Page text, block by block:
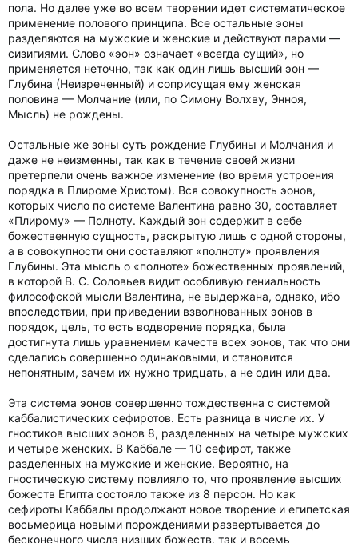
пола. Но далее уже во всем творении идет систематическое
применение полового принципа. Все остальные эоны
разделяются на мужские и женские и действуют парами —
сизигиями. Слово «эон» означает «всегда сущий», но
применяется неточно, так как один лишь высший эон —
Глубина (Неизреченный) и соприсущая ему женская
половина — Молчание (или, по Симону Волхву, Энноя,
Мысль) не рождены.
Остальные же зоны суть рождение Глубины и Молчания и
даже не неизменны, так как в течение своей жизни
претерпели очень важное изменение (во время устроения
порядка в Плироме Христом). Вся совокупность эонов,
которых число по системе Валентина равно 30, составляет
«Плирому» — Полноту. Каждый зон содержит в себе
божественную сущность, раскрытую лишь с одной стороны,
а в совокупности они составляют «полноту» проявления
Глубины. Эта мысль о «полноте» божественных проявлений,
в которой В. С. Соловьев видит особливую гениальность
философской мысли Валентина, не выдержана, однако, ибо
впоследствии, при приведении взволнованных эонов в
порядок, цель, то есть водворение порядка, была
достигнута лишь уравнением качеств всех эонов, так что они
сделались совершенно одинаковыми, и становится
непонятным, зачем их нужно тридцать, а не один или два.
Эта система эонов совершенно тождественна с системой
каббалистических сефиротов. Есть разница в числе их. У
гностиков высших эонов 8, разделенных на четыре мужских
и четыре женских. В Каббале — 10 сефирот, также
разделенных на мужские и женские. Вероятно, на
гностическую систему повлияло то, что проявление высших
божеств Египта состояло также из 8 персон. Но как
сефироты Каббалы продолжают новое творение и египетская
восьмерица новыми порождениями развертывается до
бесконечного числа низших божеств, так и восемь